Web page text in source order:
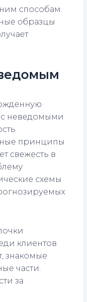
способам.
образцы
неведомыми
принципы
свежесть в
схемы
клиентов.
знакомые
части.
за